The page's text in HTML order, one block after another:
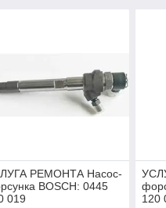
РЕМОНТА Насос-
BOSCH: 0445
019
120